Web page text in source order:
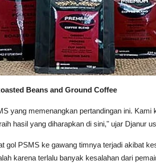
Beans and Ground Coffee
yang memenangkan pertandingan ini. Kami
hasil yang diharapkan di sini," ujar Djanur
gol PSMS ke gawang timnya terjadi akibat
karena terlalu banyak kesalahan dari